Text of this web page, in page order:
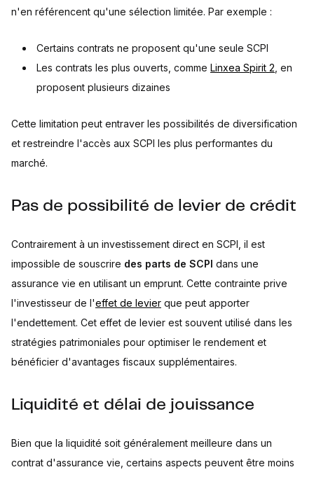
n'en référencent qu'une sélection limitée. Par exemple :
Certains contrats ne proposent qu'une seule SCPI
Les contrats les plus ouverts, comme Linxea Spirit 2 , en
proposent plusieurs dizaines
Cette limitation peut entraver les possibilités de diversification
et restreindre l'accès aux SCPI les plus performantes du
marché.
Pas de possibilité de levier de crédit
Contrairement à un investissement direct en SCPI, il est
impossible de souscrire des parts de SCPI dans une
assurance vie en utilisant un emprunt. Cette contrainte prive
l'investisseur de l'effet de levier que peut apporter
l'endettement. Cet effet de levier est souvent utilisé dans les
stratégies patrimoniales pour optimiser le rendement et
bénéficier d'avantages fiscaux supplémentaires.
Liquidité et délai de jouissance
Bien que la liquidité soit généralement meilleure dans un
contrat d'assurance vie, certains aspects peuvent être moins